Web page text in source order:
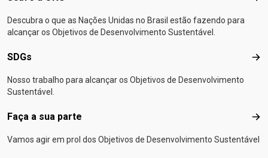
Descubra o que as Nações Unidas no Brasil estão fazendo para
alcançar os Objetivos de Desenvolvimento Sustentável.
SDGs
Nosso trabalho para alcançar os Objetivos de Desenvolvimento
Sustentável.
Faça a sua parte
Vamos agir em prol dos Objetivos de Desenvolvimento Sustentável